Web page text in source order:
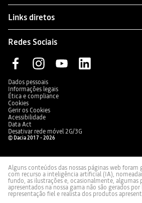
Links diretos
Redes Sociais
Dados pessoais
Informações legais
Ética e compliance
Cookies
Gerir os Cookies
Acessibilidade
Data Act
Desativar rede móvel 2G/3G
© Dacia 2017 - 2026
Alguns conteúdos das nossas páginas web foram
com recurso a inteligência artificial (IA),
fundo, as ilustrações e, ocasionalmente, algumas
apresentados na nossa gama não são gerados
representação fiel e realista dos produtos